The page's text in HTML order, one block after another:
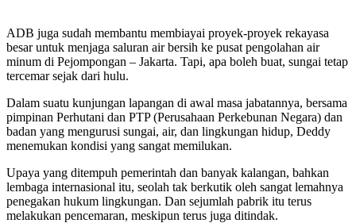
ADB juga sudah membantu membiayai proyek-proyek rekayasa
besar untuk menjaga saluran air bersih ke pusat pengolahan air
minum di Pejompongan – Jakarta. Tapi, apa boleh buat, sungai tetap
tercemar sejak dari hulu.
Dalam suatu kunjungan lapangan di awal masa jabatannya, bersama
pimpinan Perhutani dan PTP (Perusahaan Perkebunan Negara) dan
badan yang mengurusi sungai, air, dan lingkungan hidup, Deddy
menemukan kondisi yang sangat memilukan.
Upaya yang ditempuh pemerintah dan banyak kalangan, bahkan
lembaga internasional itu, seolah tak berkutik oleh sangat lemahnya
penegakan hukum lingkungan. Dan sejumlah pabrik itu terus
melakukan pencemaran, meskipun terus juga ditindak.